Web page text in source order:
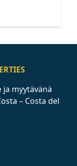
ja myytävänä
– Costa del